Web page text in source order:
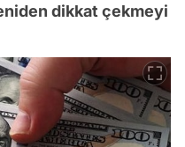
dikkat çekmeyi